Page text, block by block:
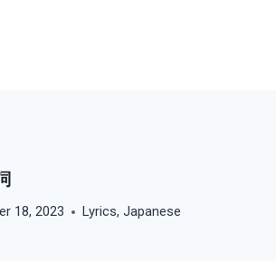
18, 2023 Lyrics,Japanese